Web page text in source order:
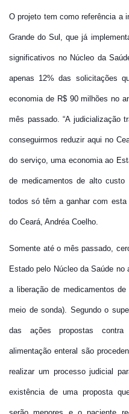
O projeto tem como referência a
Grande do Sul, que já
significativos no Núcleo da
apenas 12% das solicitações
economia de R$ 90 milhões no
mês passado. “A judicialização
conseguirmos reduzir aqui no
do serviço, uma economia ao
de medicamentos de alto
todos só têm a ganhar com esta
do Ceará, Andréa Coelho.
Somente até o mês passado,
Estado pelo Núcleo da Saúde
a liberação de medicamentos
meio de sonda). Segundo o
das ações propostas
alimentação enteral são
realizar um processo judicial
existência de uma proposta